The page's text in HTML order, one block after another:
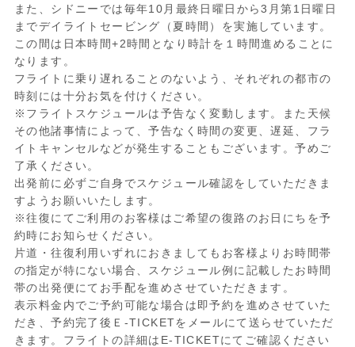
また、シドニーでは毎年10月最終日曜日から3月第1日曜日
までデイライトセービング（夏時間）を実施しています。
この間は日本時間+2時間となり時計を１時間進めることに
なります。
フライトに乗り遅れることのないよう、それぞれの都市の
時刻には十分お気を付けください。
※フライトスケジュールは予告なく変動します。また天候
その他諸事情によって、予告なく時間の変更、遅延、フラ
イトキャンセルなどが発生することもございます。予めご
了承ください。
出発前に必ずご自身でスケジュール確認をしていただきま
すようお願いいたします。
※往復にてご利用のお客様はご希望の復路のお日にちを予
約時にお知らせください。
片道・往復利用いずれにおきましてもお客様よりお時間帯
の指定が特にない場合、スケジュール例に記載したお時間
帯の出発便にてお手配を進めさせていただきます。
表示料金内でご予約可能な場合は即予約を進めさせていた
だき、予約完了後Ｅ-TICKETをメールにて送らせていただ
きます。フライトの詳細はE-TICKETにてご確認ください